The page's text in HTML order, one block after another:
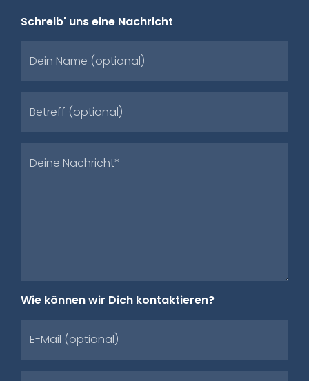
Schreib' uns eine Nachricht
Dein Name (optional)
Betreff (optional)
Deine Nachricht*
Wie können wir Dich kontaktieren?
E-Mail (optional)